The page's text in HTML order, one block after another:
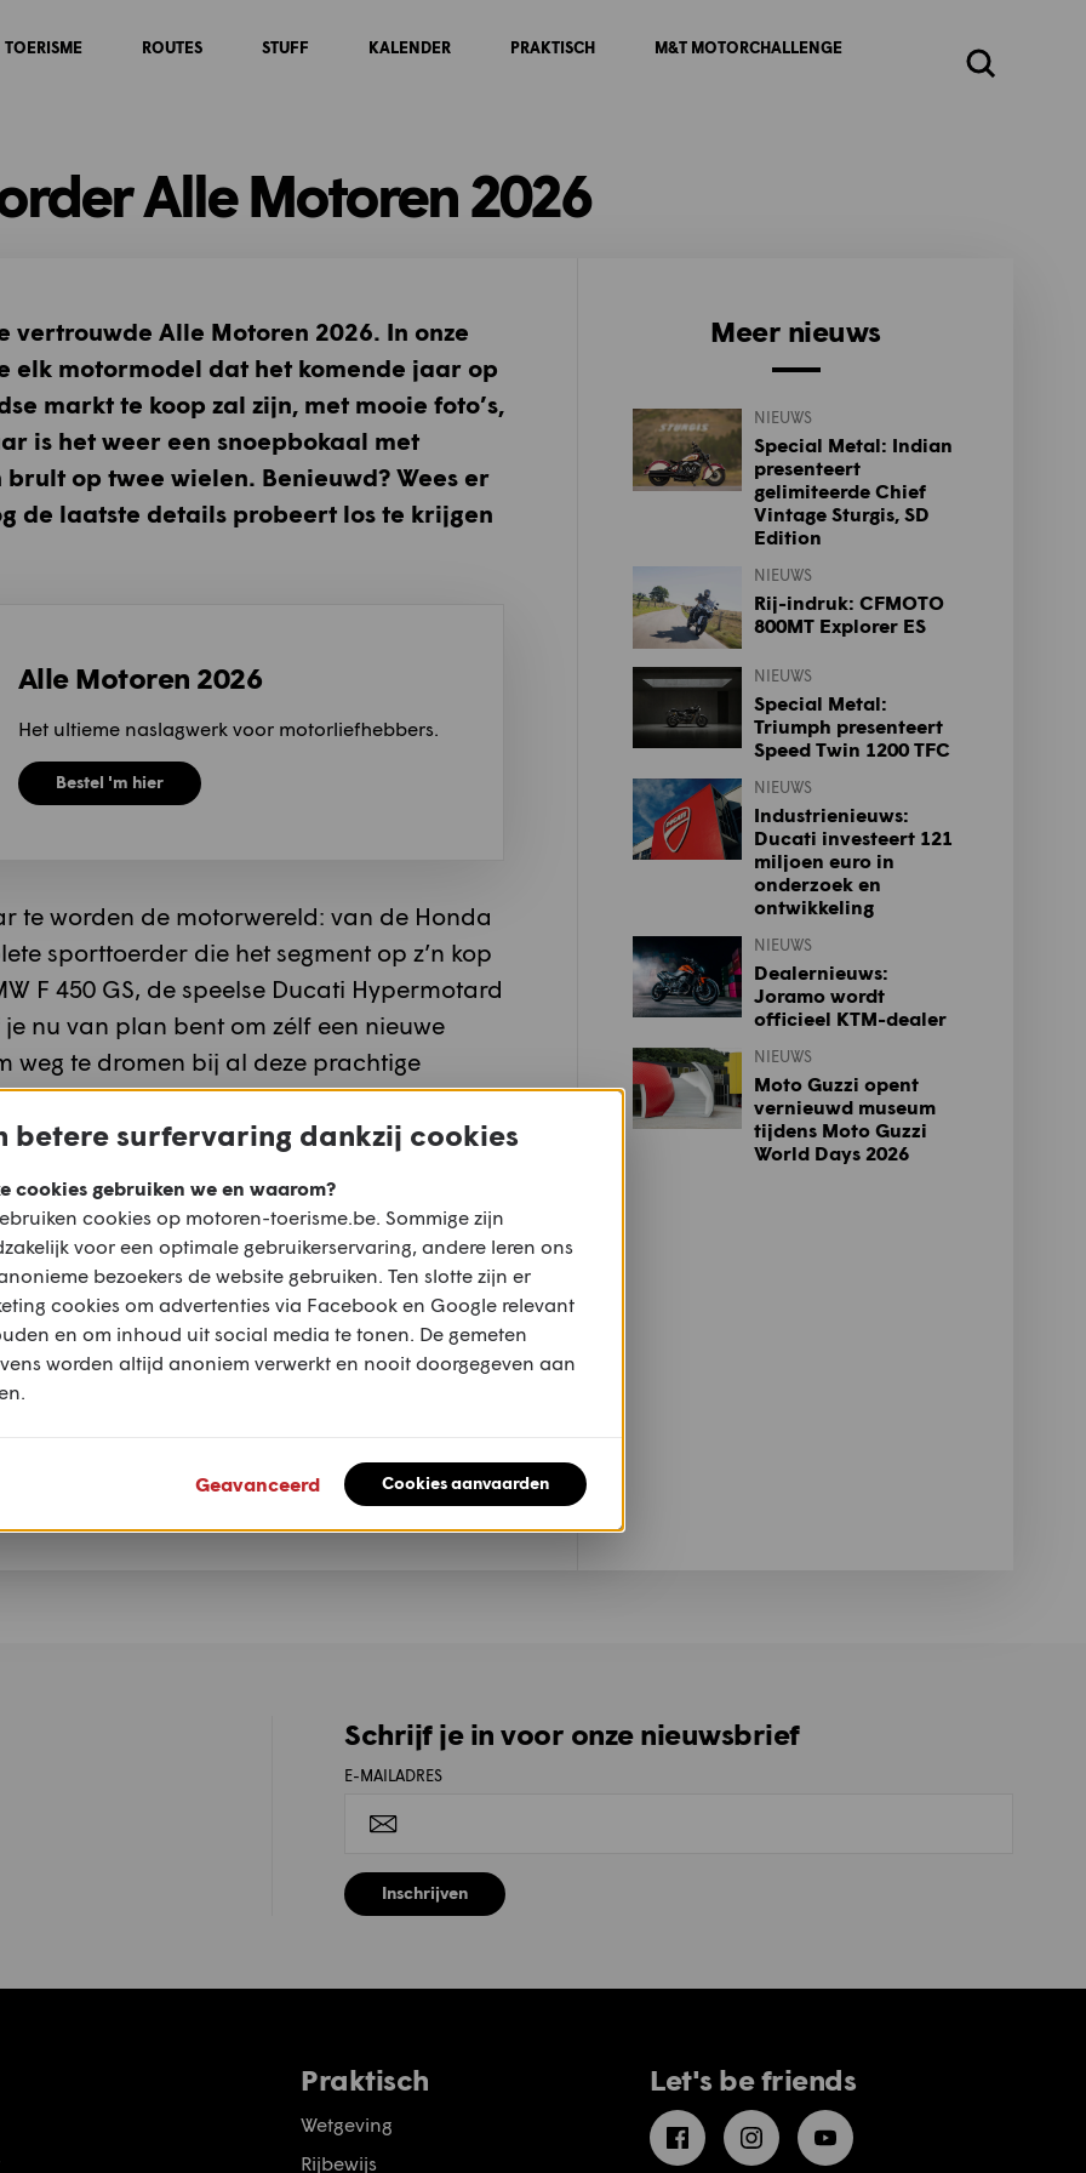
TOERISME ROUTES STUFF KALENDER PRAKTISCH
M&T MOTORCHALLENGE
Zoeken
Alle Motoren 2026
vertrouwde Alle Motoren 2026. In onze
elk motormodel dat het komende jaar op
markt te koop zal zijn, met mooie foto’s,
is het weer een snoepbokaal met
op twee wielen. Benieuwd? Wees er
de laatste details probeert los te krijgen
Alle Motoren 2026
Het ultieme naslagwerk voor motorliefhebbers.
Bestel 'm hier
te worden de motorwereld: van de Honda
sporttoerder die het segment op z’n kop
F 450 GS, de speelse Ducati Hypermotard
je nu van plan bent om zélf een nieuwe
weg te dromen bij al deze prachtige
naslagwerk voor motorrijders en -
2025. Bestel 'mhier, zodat je er zo
WhatsApp
Meer nieuws
NIEUWS
Special Metal: Indian
presenteert
gelimiteerde Chief
Vintage Sturgis, SD
Edition
NIEUWS
Rij-indruk: CFMOTO
800MT Explorer ES
NIEUWS
Special Metal:
Triumph presenteert
Speed Twin 1200 TFC
NIEUWS
Industrienieuws:
Ducati investeert 121
miljoen euro in
onderzoek en
ontwikkeling
NIEUWS
Dealernieuws:
Joramo wordt
officieel KTM-dealer
NIEUWS
Moto Guzzi opent
vernieuwd museum
tijdens Moto Guzzi
World Days 2026
Schrijf je in voor onze nieuwsbrief
E-MAILADRES
Inschrijven
Praktisch
Wetgeving
Rijbewijs
Let's be friends
FacebookInstagramYouTube
betere surfervaring dankzij cookies
cookies gebruiken we en waarom?
cookies op motoren-toerisme.be. Sommige zijn
voor een optimale gebruikerservaring, andere leren ons
bezoekers de website gebruiken. Ten slotte zijn er
cookies om advertenties via Facebook en Google relevant
en om inhoud uit social media te tonen. De gemeten
worden altijd anoniem verwerkt en nooit doorgegeven aan
Geavanceerd Cookies aanvaarden